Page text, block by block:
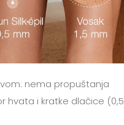
nema propuštanja
hvata i kratke dlačice (0,5